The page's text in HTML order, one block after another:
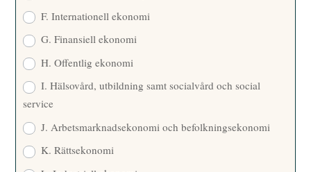
F. Internationell ekonomi
G. Finansiell ekonomi
H. Offentlig ekonomi
I. Hälsovård, utbildning samt socialvård och social
service
J. Arbetsmarknadsekonomi och befolkningsekonomi
K. Rättsekonomi